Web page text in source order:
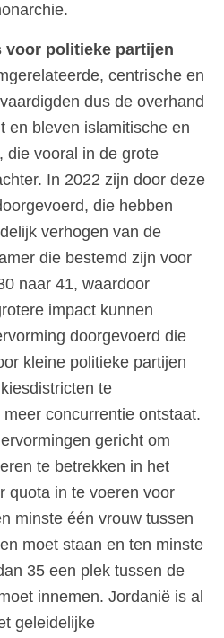
voor politieke partijen
centrische en
dus de overhand
en bleven islamitische en
die vooral in de grote
In 2022 zijn door deze
die hebben
verhogen van de
die bestemd zijn voor
naar 41, waardoor
impact kunnen
doorgevoerd die
kleine politieke partijen
te
concurrentie ontstaat.
gericht om
te betrekken in het
quota in te voeren voor
minste één vrouw tussen
moet staan en ten minste
35 een plek tussen de
innemen. Jordanië is al
geleidelijke